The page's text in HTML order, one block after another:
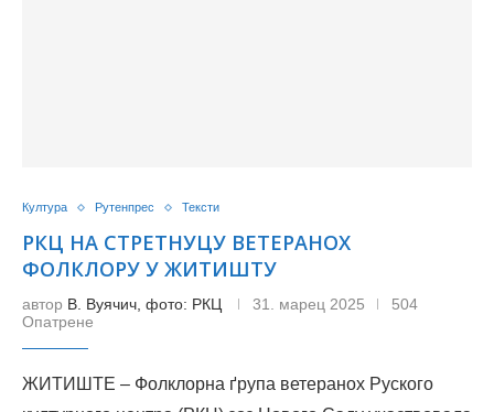
Култура Рутенпрес Тексти
РКЦ НА СТРЕТНУЦУ ВЕТЕРАНОХ
ФОЛКЛОРУ У ЖИТИШТУ
автор В. Вуячич, фото: РКЦ 31. марец 2025
504
Опатрене
ЖИТИШТЕ – Фолклорна ґрупа ветеранох Руского